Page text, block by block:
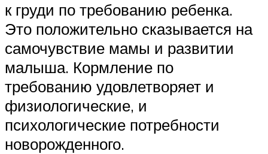
к груди по требованию ребенка.
Это положительно сказывается на
самочувствие мамы и развитии
малыша. Кормление по
требованию удовлетворяет и
физиологические, и
психологические потребности
новорожденного.